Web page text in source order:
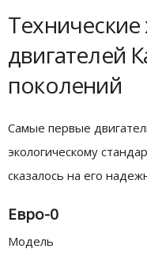
Технические
двигателей
поколений
Самые первые
экологическому
сказалось на его
Евро-0
Модель